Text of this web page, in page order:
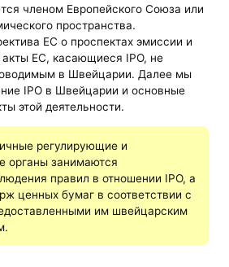
членом Европейского Союза или
пространства.
ЕС о проспектах эмиссии и
ЕС, касающиеся IPO, не
в Швейцарии. Далее мы
IPO в Швейцарии и основные
этой деятельности.
регулирующие и
органы занимаются
правил в отношении IPO, а
ценных бумаг в соответствии с
им швейцарским